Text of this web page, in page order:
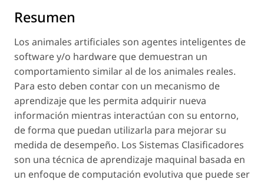
Resumen
Los animales artificiales son agentes inteligentes de
software y/o hardware que demuestran un
comportamiento similar al de los animales reales.
Para esto deben contar con un mecanismo de
aprendizaje que les permita adquirir nueva
información mientras interactúan con su entorno,
de forma que puedan utilizarla para mejorar su
medida de desempeño. Los Sistemas Clasificadores
son una técnica de aprendizaje maquinal basada en
un enfoque de computación evolutiva que puede ser